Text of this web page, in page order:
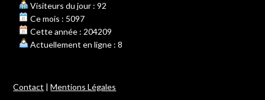
Visiteurs du jour : 92
Ce mois : 5097
Cette année : 204209
Actuellement en ligne : 8
Contact |Mentions Légales